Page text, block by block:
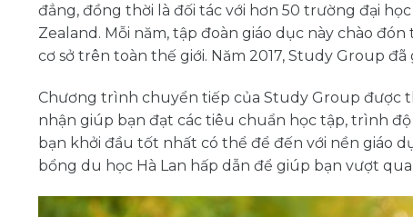
đẳng, đồng thời là đối tác với hơn 50 trường đại
Zealand. Mỗi năm, tập đoàn giáo dục này chào
cơ sở trên toàn thế giới. Năm 2017, Study Group
Chương trình chuyển tiếp của Study Group được
nhận giúp bạn đạt các tiêu chuẩn học tập, trình
bạn khởi đầu tốt nhất có thể để đến với nền giáo
bổng du học Hà Lan hấp dẫn để giúp bạn vượt qua